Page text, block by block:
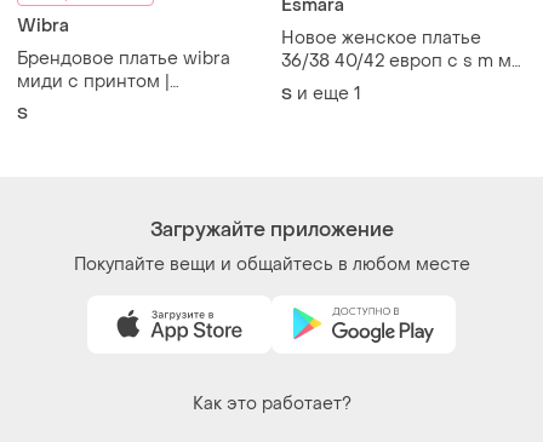
Wibra
Брендовое платье wibra
миди с принтом |
элегантное женское платье
S
Esmara
Новое женское платье
36/38 40/42 европ с s m м
на 44-46 и 48-50 наш
размер esmara, черная
S и еще 1
Загружайте приложение
Покупайте вещи и общайтесь в любом месте
Как это работает?